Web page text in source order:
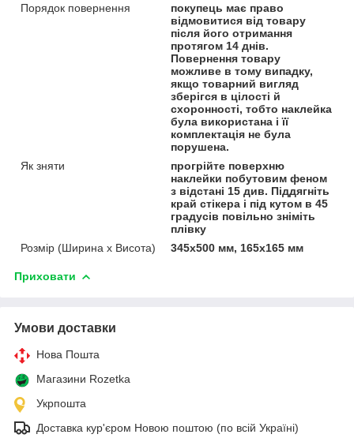
Порядок повернення
покупець має право
відмовитися від товару
після його отримання
протягом 14 днів.
Повернення товару
можливе в тому випадку,
якщо товарний вигляд
зберігся в цілості й
схоронності, тобто наклейка
була використана і її
комплектація не була
порушена.
Як зняти
прогрійте поверхню
наклейки побутовим феном
з відстані 15 див. Піддягніть
край стікера і під кутом в 45
градусів повільно зніміть
плівку
Розмір (Ширина х Висота)
345х500 мм, 165х165 мм
Приховати
Умови доставки
Нова Пошта
Магазини Rozetka
Укрпошта
Доставка кур'єром Новою поштою (по всій Україні)